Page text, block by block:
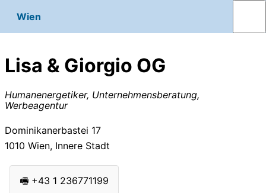
Wien
Lisa & Giorgio OG
Humanenergetiker, Unternehmensberatung,
Werbeagentur
Dominikanerbastei 17
1010 Wien, Innere Stadt
🖷 +43 1 236771199